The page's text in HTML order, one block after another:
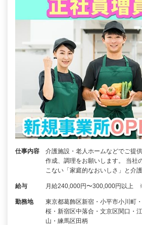
仕事内容
介護施設・老人ホームなどでご提
作成、調理をお願いします。 当社
こない「家庭的なおいしさ」と介
給与 月給240,000円〜300,000円以上
勤務地
東京都葛飾区新宿・小平市小川町
桜・新宿区中落合・文京区関口・
山・練馬区田柄